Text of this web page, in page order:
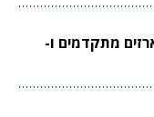
מתקדמים ו-